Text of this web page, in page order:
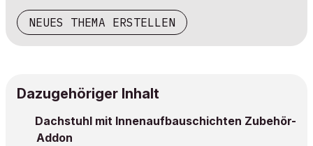
NEUES THEMA ERSTELLEN
Dazugehöriger Inhalt
Dachstuhl mit Innenaufbauschichten Zubehör-
Addon